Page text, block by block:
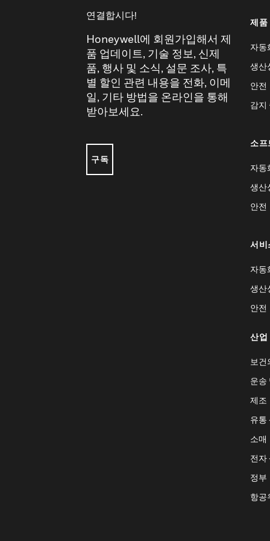
연결합시다!
Honeywell에 회원가입해서 제
품 업데이트, 기술 정보, 신제
품, 행사 및 소식, 설문 조사, 특
별 할인 관련 내용을 전화, 이메
일, 기타 방법을 온라인을 통해
받아보세요.
구독
제품
자동
생산
안전
감지
소프
자동
생산
안전
서비
자동
생산
안전
산업
보건
운송
제조
유통
소매
전자
정부
항공